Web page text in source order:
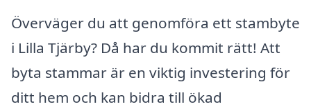
Överväger du att genomföra ett stambyte
i Lilla Tjärby? Då har du kommit rätt! Att
byta stammar är en viktig investering för
ditt hem och kan bidra till ökad